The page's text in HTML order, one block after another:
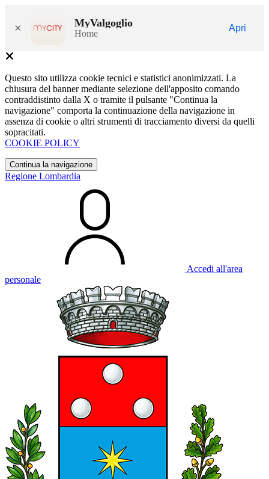
× MyValgoglio
Home
Apri
Questo sito utilizza cookie tecnici e statistici anonimizzati. La
chiusura del banner mediante selezione dell'apposito comando
contraddistinto dalla X o tramite il pulsante "Continua la
navigazione" comporta la continuazione della navigazione in
assenza di cookie o altri strumenti di tracciamento diversi da quelli
sopracitati.
COOKIE POLICY
Continua la navigazione
Regione Lombardia
Accedi all'area
personale